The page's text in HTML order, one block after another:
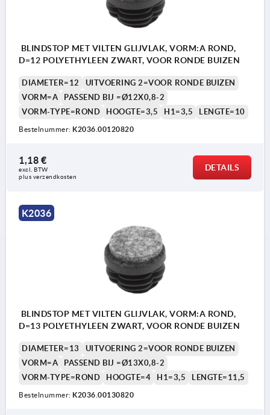
BLINDSTOP MET VILTEN GLIJVLAK, VORM:A ROND,
D=12 POLYETHYLEEN ZWART, VOOR RONDE BUIZEN
DIAMETER=12
UITVOERING 2=VOOR RONDE BUIZEN
VORM=A
PASSEND BIJ =Ø12X0,8-2
VORM-TYPE=ROND
HOOGTE=3,5 H1=3,5 LENGTE=10
Bestelnummer: K2036.00120820
1,18 €
excl. BTW
plus verzendkosten
DETAILS
K2036
BLINDSTOP MET VILTEN GLIJVLAK, VORM:A ROND,
D=13 POLYETHYLEEN ZWART, VOOR RONDE BUIZEN
DIAMETER=13
UITVOERING 2=VOOR RONDE BUIZEN
VORM=A
PASSEND BIJ =Ø13X0,8-2
VORM-TYPE=ROND
HOOGTE=4 H1=3,5 LENGTE=11,5
Bestelnummer: K2036.00130820